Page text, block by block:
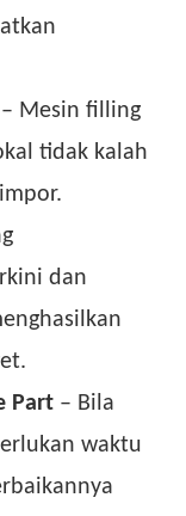
Mesin filling
tidak kalah
dan
Part – Bila
waktu